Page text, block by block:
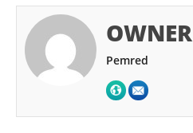
OWNER
Pemred